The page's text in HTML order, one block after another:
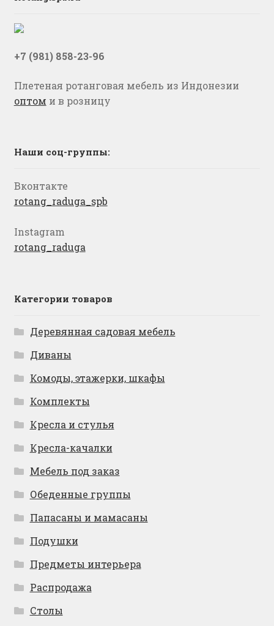
+7 (981) 858-23-96
Плетеная ротанговая мебель из Индонезии
оптом и в розницу
Наши соц-группы:
Вконтакте
rotang_raduga_spb
Instagram
rotang_raduga
Категории товаров
Деревянная садовая мебель
Диваны
Комоды, этажерки, шкафы
Комплекты
Кресла и стулья
Кресла-качалки
Мебель под заказ
Обеденные группы
Папасаны и мамасаны
Подушки
Предметы интерьера
Распродажа
Столы